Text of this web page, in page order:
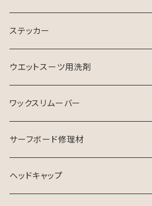
ステッカー
ウエットスーツ用洗剤
シャンプー
ソフナー
ワックスリムーバー
サーフボード修理材
ヘッドキャップ